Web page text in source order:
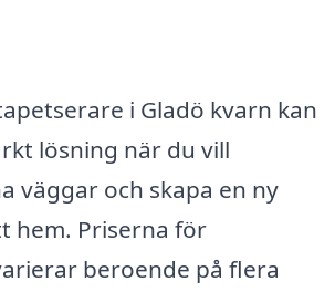
i Gladö kvarn kan
lösning när du vill
väggar och skapa en ny
hem. Priserna för
beroende på flera